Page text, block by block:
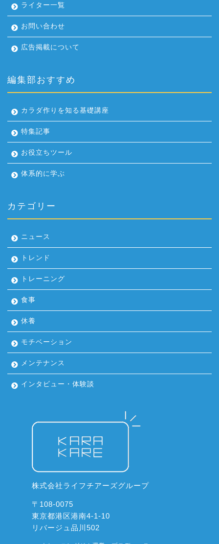
ライター一覧
お問い合わせ
広告掲載について
編集部おすすめ
カラダ作りを知る基礎講座
特集記事
お役立ちツール
体系的に学ぶ
カテゴリー
ニュース
トレンド
トレーニング
食事
休養
モチベーション
メンテナンス
インタビュー・体験談
株式会社ライフチアーズグループ
〒108-0075
東京都港区港南4-1-10
リバージュ品川502